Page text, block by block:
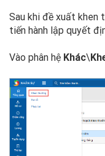
Sau khi đề xuất khen
tiến hành lập quyết
Vào phân hệ Khác\